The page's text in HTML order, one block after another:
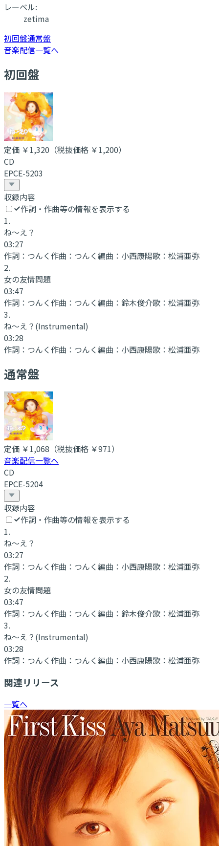
レーベル:
zetima
初回盤通常盤
音楽配信一覧へ
初回盤
定価 ￥1,320 （税抜価格 ￥1,200）
CD
EPCE-5203
収録内容
作詞・作曲等の情報を表示する
1.
ね〜え？
03:27
作詞： つんく 作曲： つんく 編曲： 小西康陽歌： 松浦亜弥
2.
女の友情問題
03:47
作詞： つんく 作曲： つんく 編曲： 鈴木俊介歌： 松浦亜弥
3.
ね〜え？ (Instrumental)
03:28
作詞： つんく 作曲： つんく 編曲： 小西康陽歌： 松浦亜弥
通常盤
定価 ￥1,068 （税抜価格 ￥971）
音楽配信一覧へ
CD
EPCE-5204
収録内容
作詞・作曲等の情報を表示する
1.
ね〜え？
03:27
作詞： つんく作曲： つんく編曲： 小西康陽歌： 松浦亜弥
2.
女の友情問題
03:47
作詞： つんく作曲： つんく編曲： 鈴木俊介歌： 松浦亜弥
3.
ね〜え？ (Instrumental)
03:28
作詞： つんく作曲： つんく編曲： 小西康陽歌： 松浦亜弥
関連リリース
一覧へ